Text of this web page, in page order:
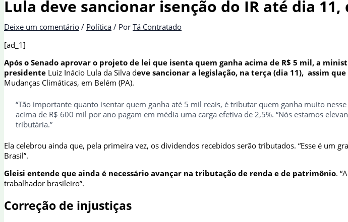
Lula deve sancionar isenção do IR até dia 11,
Deixe um comentário / Política / Por Tá Contratado
[ad_1]
Após o Senado aprovar o projeto de lei que isenta quem ganha acima de R$ 5 mil, a
presidente Luiz Inácio Lula da Silva deve sancionar a legislação, na terça (dia 11), assim
Mudanças Climáticas, em Belém (PA).
“Tão importante quanto isentar quem ganha até 5 mil reais, é tributar quem ganha muito
acima de R$ 600 mil por ano pagam em média uma carga efetiva de 2,5%. “Nós estamos
tributária.”
Ela celebrou ainda que, pela primeira vez, os dividendos recebidos serão tributados. “Esse é um
Brasil”.
Gleisi entende que ainda é necessário avançar na tributação de renda e de patrimônio.
trabalhador brasileiro”.
Correção de injustiças